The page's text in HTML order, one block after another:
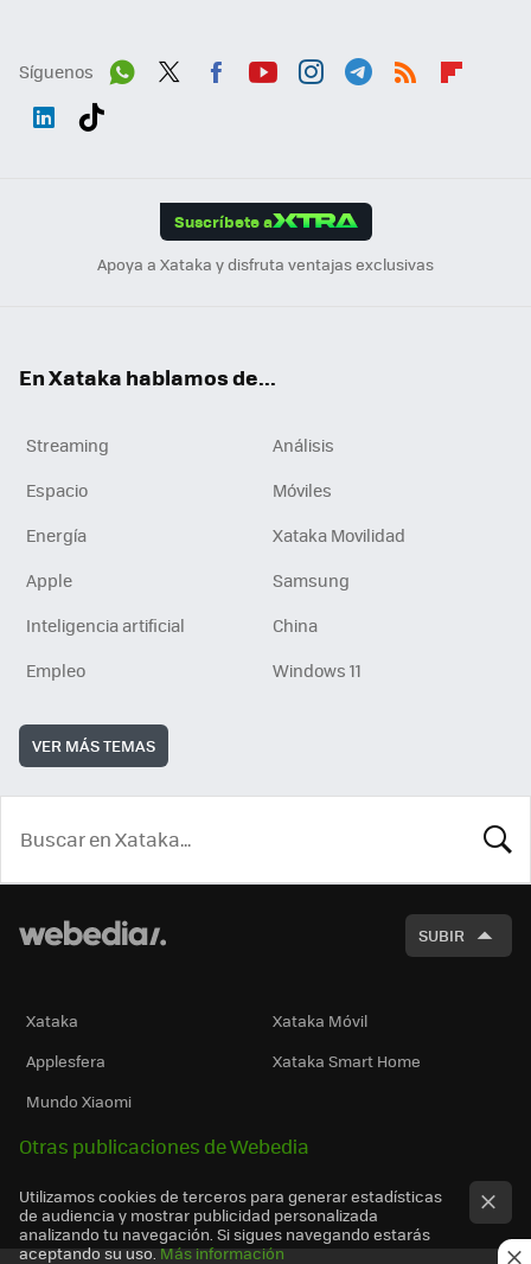
Síguenos
Suscríbete a
Apoya a Xataka y disfruta ventajas exclusivas
En Xataka hablamos de...
Streaming
Análisis
Espacio
Móviles
Energía
Xataka Movilidad
Apple
Samsung
Inteligencia artificial
China
Empleo
Windows 11
VER MÁS TEMAS
SUBIR
Xataka
Xataka Móvil
Applesfera
Xataka Smart Home
Mundo Xiaomi
Otras publicaciones de Webedia
Utilizamos cookies de terceros para generar estadísticas
de audiencia y mostrar publicidad personalizada
analizando tu navegación. Si sigues navegando estarás
aceptando su uso. Más información